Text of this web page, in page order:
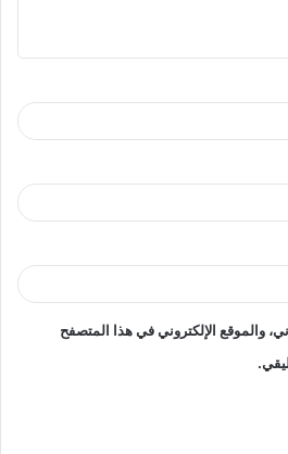
والموقع الإلكتروني في هذا المتصفح